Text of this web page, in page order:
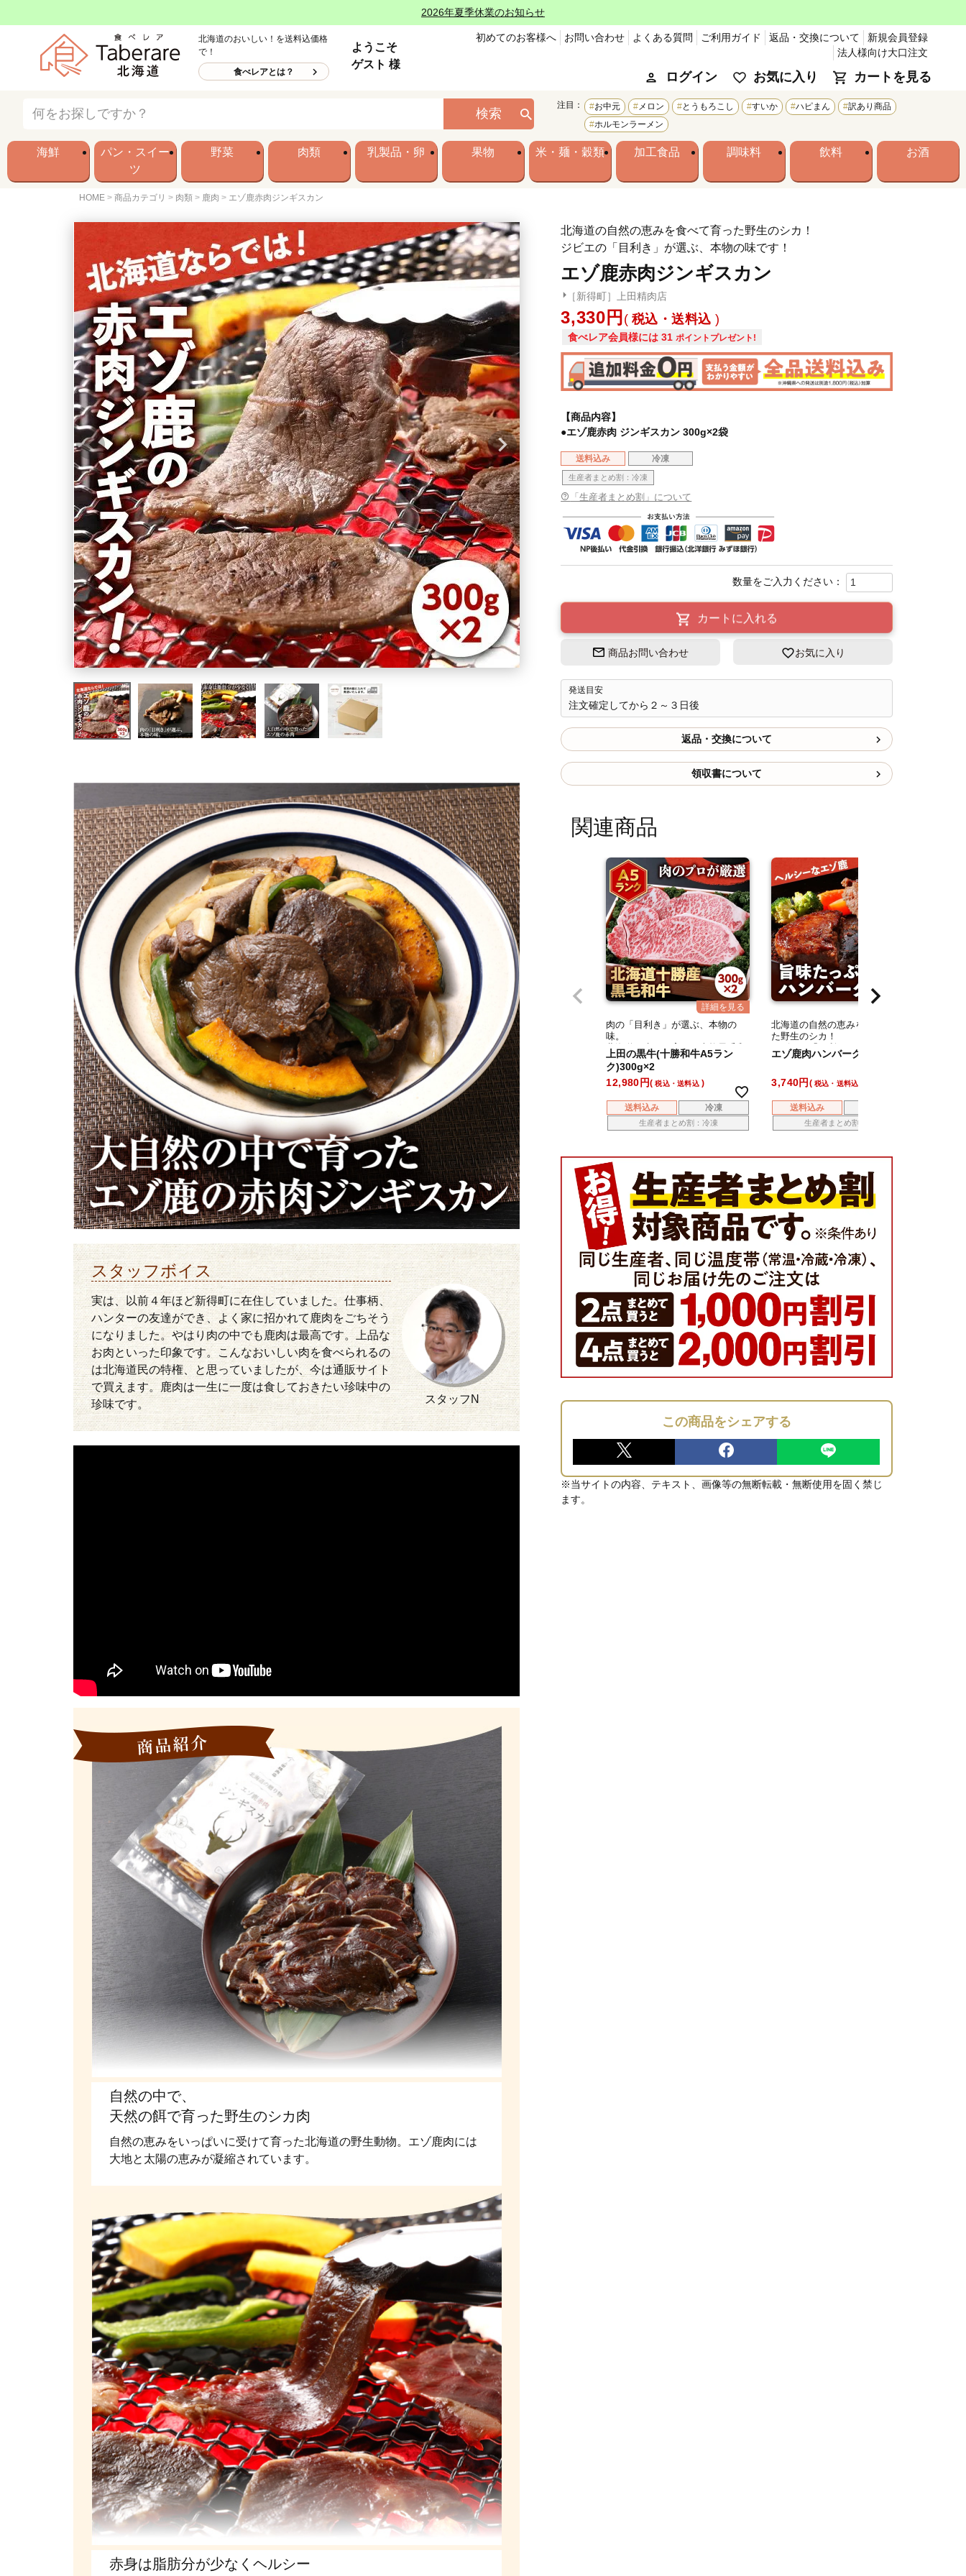
2026年夏季休業のお知らせ
北海道のおいしい！を送料込価格
で！
食べレアとは？
ようこそ
ゲスト 様
初めてのお客様へ お問い合わせ よくある質問 ご利用ガイド 返品・交換について
新規会員登録
法人様向け大口注文
ログイン お気に入り カートを見る
検索
注目： お中元 メロン とうもろこし すいか ハピまん
訳あり商品
ホルモンラーメン
海鮮
パン・スイー
ツ
野菜 肉類 乳製品・卵 果物 米・麺・穀類 加工食品 調味料 飲料 お酒
HOME 商品カテゴリ 肉類 鹿肉 エゾ鹿赤肉ジンギスカン
北海道の自然の恵みを食べて育った野生のシカ！
ジビエの「目利き」が選ぶ、本物の味です！
エゾ鹿赤肉ジンギスカン
［新得町］上田精肉店
3,330 税込・送料込
食べレア会員様には 31 ポイントプレゼント!
【商品内容】
●エゾ鹿赤肉 ジンギスカン 300g×2袋
送料込み 冷凍
生産者まとめ割：冷凍
「生産者まとめ割」について
カートに入れる
商品お問い合わせ お気に入り
発送目安
注文確定してから２～３日後
返品・交換について
領収書について
関連商品
肉の「目利き」が選ぶ、本物の
味。
北海道で生まれ育った本格黒毛和
牛のステーキ！
上田の黒牛(十勝和牛A5ラン
ク)300g×2
送料込み 冷凍
生産者まとめ割：冷凍
12,980 税込・送料込
北海道の自然の恵みを食べて育っ
た野生のシカ！
ジビエの「目利き」が選ぶ、本物
の味です！
エゾ鹿肉ハンバーグ[2パック］
送料込み
生産者まとめ割：冷凍
3,740 税込・送料込
この商品をシェアする
※当サイトの内容、テキスト、画像等の無断転載・無断使用を固く禁じ
ます。
スタッフボイス
実は、以前４年ほど新得町に在住していました。仕事柄、
ハンターの友達ができ、よく家に招かれて鹿肉をごちそう
になりました。やはり肉の中でも鹿肉は最高です。上品な
お肉といった印象です。こんなおいしい肉を食べられるの
は北海道民の特権、と思っていましたが、今は通販サイト
で買えます。鹿肉は一生に一度は食しておきたい珍味中の
珍味です。
スタッフN
自然の中で、
天然の餌で育った野生のシカ肉
自然の恵みをいっぱいに受けて育った北海道の野生動物。エゾ鹿肉には
大地と太陽の恵みが凝縮されています。
赤身は脂肪分が少なくヘルシー